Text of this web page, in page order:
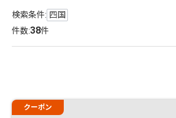
検索条件: 四国
件数:38件
クーポン